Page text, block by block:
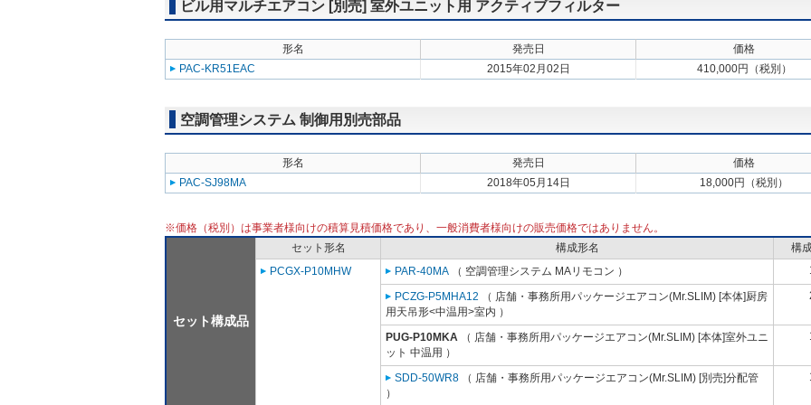
ビル用マルチエアコン [別売] 室外ユニット用 アクティブフィルター
形名 発売日
価格
PAC-KR51EAC
2015年02月02日 410,000円（税別）
空調管理システム 制御用別売部品
形名 発売日
価格
PAC-SJ98MA
2018年05月14日 18,000円（税別）
※価格（税別）は事業者様向けの積算見積価格であり、一般消費者様向けの販売価格ではありません。
セット構成品
セット形名 構成形名
構
PCGX-P10MHW
PAR-40MA （ 空調管理システム MAリモコン ）
PCZG-P5MHA12 （ 店舗・事務所用パッケージエアコン(Mr.SLIM) [本体]厨房
用天吊形<中温用>室内 ）
PUG-P10MKA （ 店舗・事務所用パッケージエアコン(Mr.SLIM) [本体]室外ユニ
ット 中温用 ）
SDD-50WR8 （ 店舗・事務所用パッケージエアコン(Mr.SLIM) [別売]分配管
）